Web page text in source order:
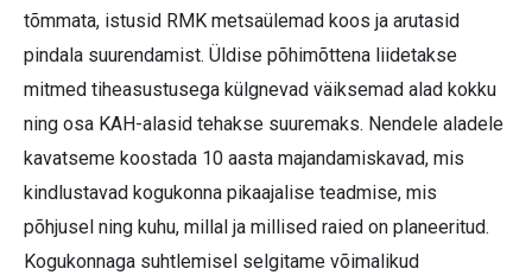
tõmmata, istusid RMK metsaülemad koos ja arutasid
pindala suurendamist. Üldise põhimõttena liidetakse
mitmed tiheasustusega külgnevad väiksemad alad kokku
ning osa KAH-alasid tehakse suuremaks. Nendele aladele
kavatseme koostada 10 aasta majandamiskavad, mis
kindlustavad kogukonna pikaajalise teadmise, mis
põhjusel ning kuhu, millal ja millised raied on planeeritud.
Kogukonnaga suhtlemisel selgitame võimalikud